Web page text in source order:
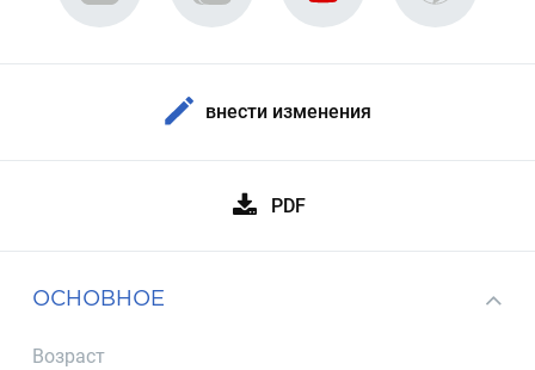
внести изменения
PDF
ОСНОВНОЕ
Возраст